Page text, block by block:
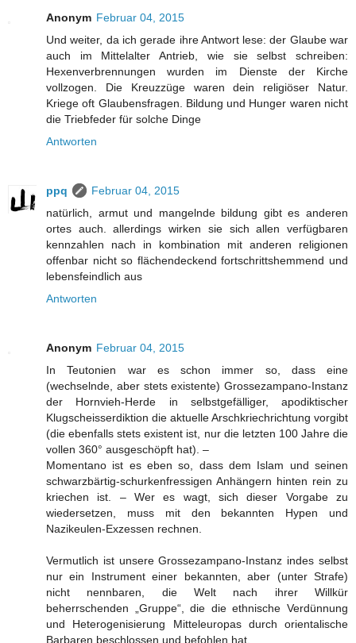
Anonym Februar 04, 2015
Und weiter, da ich gerade ihre Antwort lese: der Glaube war
auch im Mittelalter Antrieb, wie sie selbst schreiben:
Hexenverbrennungen wurden im Dienste der Kirche
vollzogen. Die Kreuzzüge waren dein religiöser Natur.
Kriege oft Glaubensfragen. Bildung und Hunger waren nicht
die Triebfeder für solche Dinge
Antworten
ppq
Februar 04, 2015
natürlich, armut und mangelnde bildung gibt es anderen
ortes auch. allerdings wirken sie sich allen verfügbaren
kennzahlen nach in kombination mit anderen religionen
offenbar nicht so flächendeckend fortschrittshemmend und
lebensfeindlich aus
Antworten
Anonym Februar 04, 2015
In Teutonien war es schon immer so, dass eine
(wechselnde, aber stets existente) Grossezampano-Instanz
der Hornvieh-Herde in selbstgefälliger, apodiktischer
Klugscheisserdiktion die aktuelle Arschkriechrichtung vorgibt
(die ebenfalls stets existent ist, nur die letzten 100 Jahre die
vollen 360° ausgeschöpft hat). –
Momentano ist es eben so, dass dem Islam und seinen
schwarzbärtig-schurkenfressigen Anhängern hinten rein zu
kriechen ist. – Wer es wagt, sich dieser Vorgabe zu
wiedersetzen, muss mit den bekannten Hypen und
Nazikeulen-Exzessen rechnen.
Vermutlich ist unsere Grossezampano-Instanz indes selbst
nur ein Instrument einer bekannten, aber (unter Strafe)
nicht nennbaren, die Welt nach ihrer Willkür
beherrschenden „Gruppe“, die die ethnische Verdünnung
und Heterogenisierung Mitteleuropas durch orientalische
Barbaren beschlossen und befohlen hat.